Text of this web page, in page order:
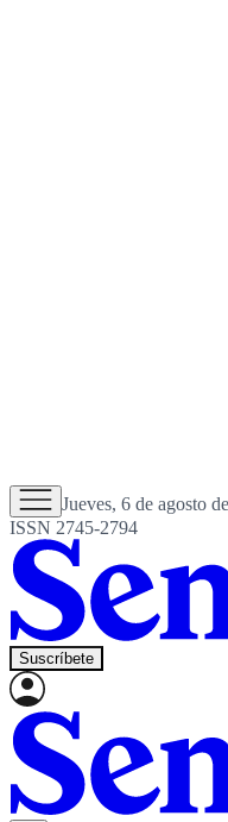
Jueves, 6 de agosto
ISSN 2745-2794
Suscríbete